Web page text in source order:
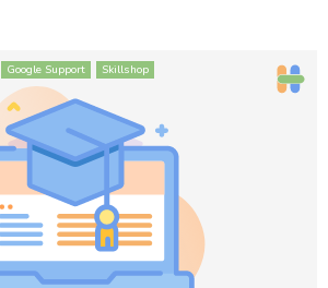
Google Support Skillshop